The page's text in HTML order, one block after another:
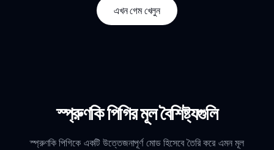
এখন গেম খেলুন
স্প্রুণকি পিগির মূল বৈশিষ্ট্যগুলি
স্প্রুণকি পিগিকে একটি উত্তেজনাপূর্ণ মোড হিসেবে তৈরি করে এমন মূল